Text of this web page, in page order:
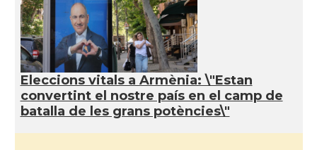
Eleccions vitals a Armènia: \"Estan
convertint el nostre país en el camp de
batalla de les grans potències\"